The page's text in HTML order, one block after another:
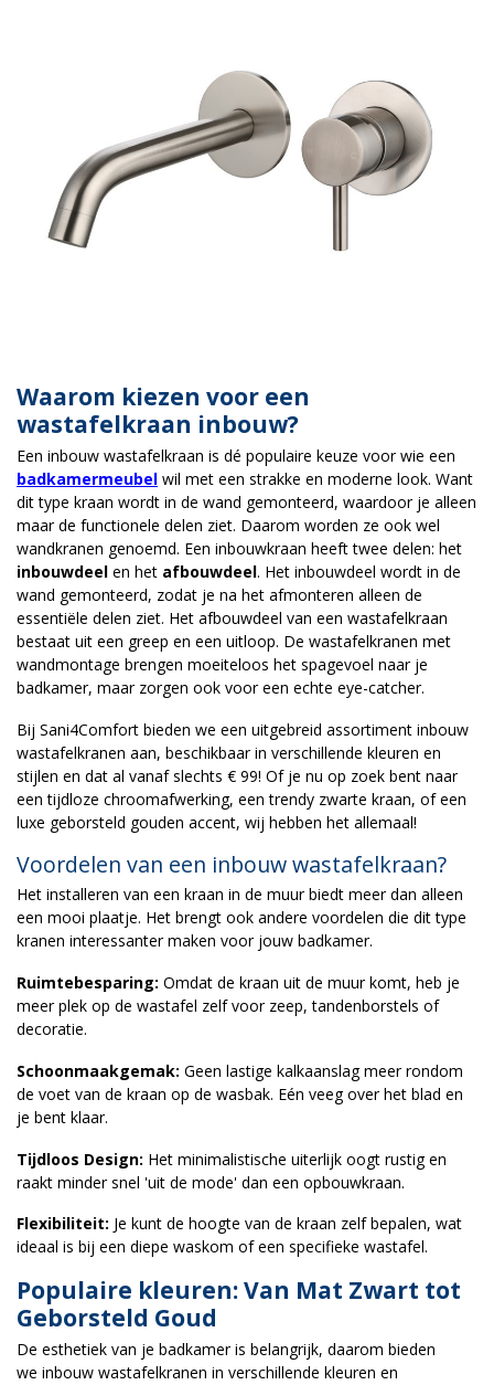
Waarom kiezen voor een
wastafelkraan inbouw?
Een inbouw wastafelkraan is dé populaire keuze voor wie een
badkamermeubel wil met een strakke en moderne look. Want
dit type kraan wordt in de wand gemonteerd, waardoor je alleen
maar de functionele delen ziet. Daarom worden ze ook wel
wandkranen genoemd. Een inbouwkraan heeft twee delen: het
inbouwdeel en het afbouwdeel. Het inbouwdeel wordt in de
wand gemonteerd, zodat je na het afmonteren alleen de
essentiële delen ziet. Het afbouwdeel van een wastafelkraan
bestaat uit een greep en een uitloop. De wastafelkranen met
wandmontage brengen moeiteloos het spagevoel naar je
badkamer, maar zorgen ook voor een echte eye-catcher.
Bij Sani4Comfort bieden we een uitgebreid assortiment inbouw
wastafelkranen aan, beschikbaar in verschillende kleuren en
stijlen en dat al vanaf slechts € 99! Of je nu op zoek bent naar
een tijdloze chroomafwerking, een trendy zwarte kraan, of een
luxe geborsteld gouden accent, wij hebben het allemaal!
Voordelen van een inbouw wastafelkraan?
Het installeren van een kraan in de muur biedt meer dan alleen
een mooi plaatje. Het brengt ook andere voordelen die dit type
kranen interessanter maken voor jouw badkamer.
Ruimtebesparing: Omdat de kraan uit de muur komt, heb je
meer plek op de wastafel zelf voor zeep, tandenborstels of
decoratie.
Schoonmaakgemak: Geen lastige kalkaanslag meer rondom
de voet van de kraan op de wasbak. Eén veeg over het blad en
je bent klaar.
Tijdloos Design: Het minimalistische uiterlijk oogt rustig en
raakt minder snel 'uit de mode' dan een opbouwkraan.
Flexibiliteit: Je kunt de hoogte van de kraan zelf bepalen, wat
ideaal is bij een diepe waskom of een specifieke wastafel.
Populaire kleuren: Van Mat Zwart tot
Geborsteld Goud
De esthetiek van je badkamer is belangrijk, daarom bieden
we inbouw wastafelkranen in verschillende kleuren en